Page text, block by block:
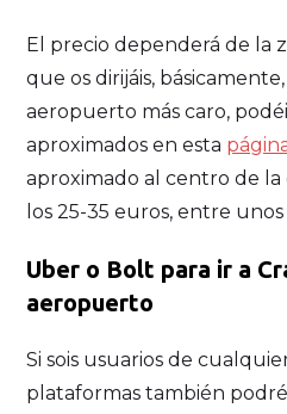
El precio dependerá de la
que os dirijáis,
aeropuerto más caro,
aproximados en esta
aproximado al centro de
los 25-35 euros, entre unos
Uber o Bolt para ir a
aeropuerto
Si sois usuarios de
plataformas también